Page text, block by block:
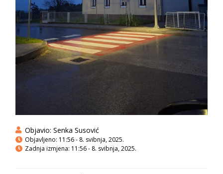
Objavio: Senka Susović
Objavljeno: 11:56 - 8. svibnja, 2025.
Zadnja izmjena: 11:56 - 8. svibnja, 2025.